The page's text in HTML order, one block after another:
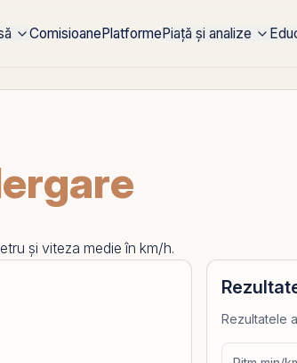
ComisioanePlatformePiață și analize
și viteza medie în km/h.
Rezultatele